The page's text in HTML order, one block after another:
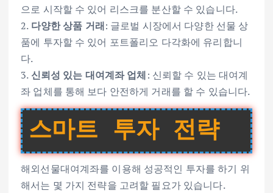
으로 시작할 수 있어 리스크를 분산할 수 있습니다.
2. 다양한 상품 거래: 글로벌 시장에서 다양한 선물 상
품에 투자할 수 있어 포트폴리오 다각화에 유리합니
다.
3. 신뢰성 있는 대여계좌 업체: 신뢰할 수 있는 대여계
좌 업체를 통해 보다 안전하게 거래를 할 수 있습니다.
스마트 투자 전략
해외선물대여계좌를 이용해 성공적인 투자를 하기 위
해서는 몇 가지 전략을 고려할 필요가 있습니다.